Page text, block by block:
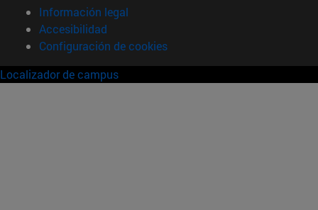
Información legal
Accesibilidad
Configuración de cookies
Localizador de campus